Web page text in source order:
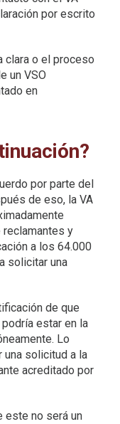
por escrito
clara o el proceso
un VSO
en
por parte del
de eso, la VA
y
a los 64.000
solicitar una
de que
estar en la
Lo
una solicitud a la
acreditado por
este no será un